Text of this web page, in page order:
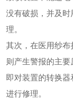
没有破损，并及
理。
其次，在医用纱布
则产生警报的主
即对装置的转换
进行修理。